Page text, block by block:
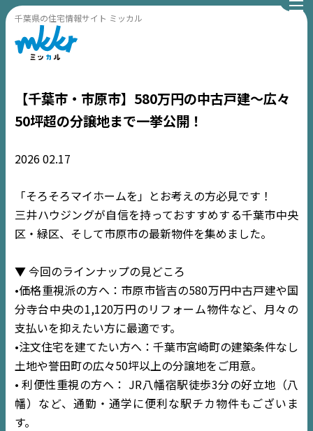
千葉県の住宅情報サイト ミッカル
【千葉市・市原市】580万円の中古戸建〜広々
50坪超の分譲地まで一挙公開！
202602.17
「そろそろマイホームを」とお考えの方必見です！
三井ハウジングが自信を持っておすすめする千葉市中央
区・緑区、そして市原市の最新物件を集めました。
▼ 今回のラインナップの見どころ
•価格重視派の方へ：市原市皆吉の580万円中古戸建や国
分寺台中央の1,120万円のリフォーム物件など、月々の
支払いを抑えたい方に最適です。
•注文住宅を建てたい方へ：千葉市宮崎町の建築条件なし
土地や誉田町の広々50坪以上の分譲地をご用意。
• 利便性重視の方へ： JR八幡宿駅徒歩3分の好立地（八
幡）など、通勤・通学に便利な駅チカ物件もございま
す。